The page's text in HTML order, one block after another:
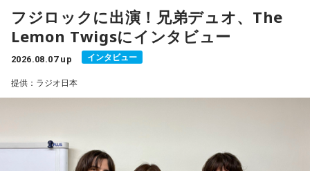
「なんか『こんな雲が出たら揺れるぞ』みたいなね？」
下村「そうです。この嘘被害、嘘SOS、嘘寄付、嘘犯罪、嘘
陰謀論。この辺はもう典型的に今回も出回っていますが、今
までと違って、この全てに大きな要素が一つ加わりました。
10年前の熊本地震と今回の熊本地震の最大の違いは“AIの有
長野「あー、ほんとだ……」
下村「発生の3日後には、熊本県警の犯罪抑止対策室っていう
ところがX(エックス)でかなり強い口調で警告を出しているん
です。『非常時にインプ稼ぎの偽情報は許されません』と。
インプっていうのはインプレッション、反応をいっぱい稼ご
うとして偽情報を流すなよ、と。今回は本当に強い口調だな
『捕まえるよ？』というところまで言っているぐらいなんで
フジロックに出演！兄弟デュオ、The
Lemon Twigsにインタビュー
2026.08.07 up インタビュー
提供：ラジオ日本